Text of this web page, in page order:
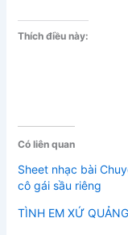
Thích điều này:
Có liên quan
Sheet nhạc bài
cô gái sầu riêng
TÌNH EM XỨ QUẢNG